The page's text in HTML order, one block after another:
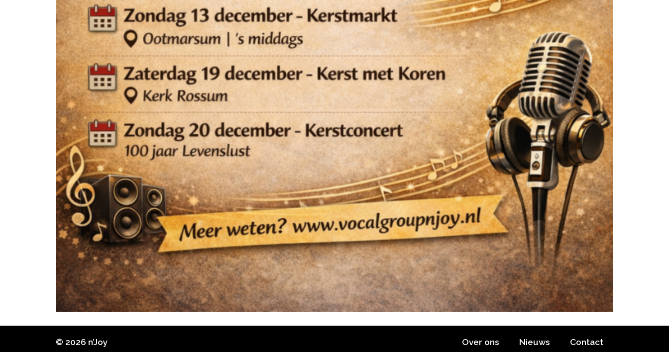
© 2026 n’Joy Over ons Nieuws Contact